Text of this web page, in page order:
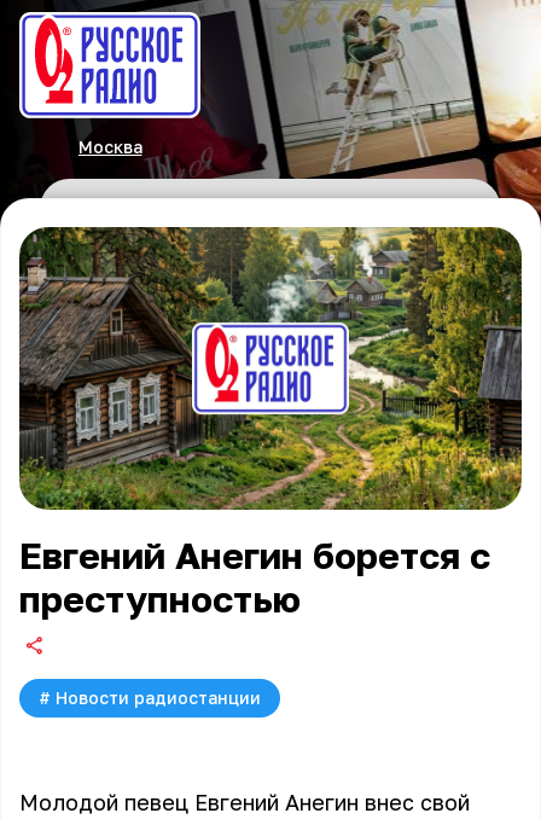
Москва
Евгений Анегин борется с
преступностью
# Новости радиостанции
Молодой певец Евгений Анегин внес свой